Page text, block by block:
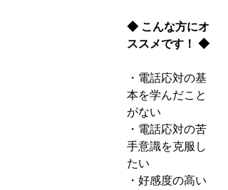
◆ こんな方にオ
ススメです！ ◆
・電話応対の基
本を学んだこと
がない
・電話応対の苦
手意識を克服し
たい
・好感度の高い